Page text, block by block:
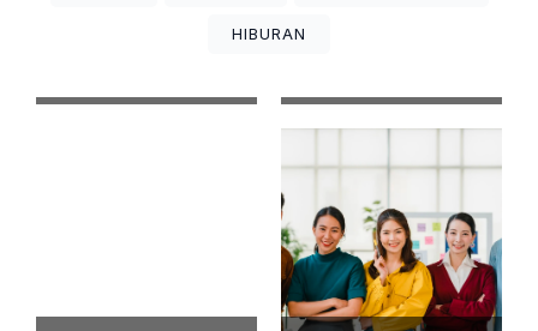
HIBURAN